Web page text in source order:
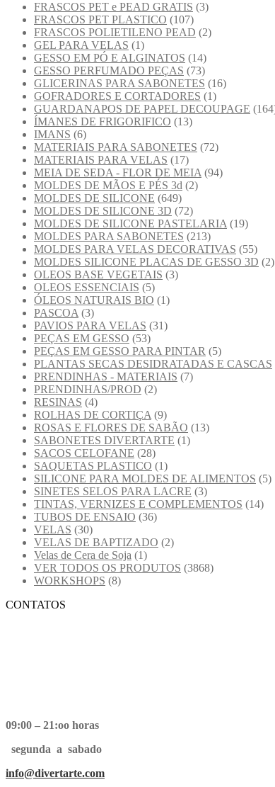
FRASCOS PET e PEAD GRATIS (3)
FRASCOS PET PLASTICO (107)
FRASCOS POLIETILENO PEAD (2)
GEL PARA VELAS (1)
GESSO EM PÓ E ALGINATOS (14)
GESSO PERFUMADO PEÇAS (73)
GLICERINAS PARA SABONETES (16)
GOFRADORES E CORTADORES (1)
GUARDANAPOS DE PAPEL DECOUPAGE
ÍMANES DE FRIGORIFICO (13)
IMANS (6)
MATERIAIS PARA SABONETES (72)
MATERIAIS PARA VELAS (17)
MEIA DE SEDA - FLOR DE MEIA (94)
MOLDES DE MÃOS E PÉS 3d (2)
MOLDES DE SILICONE (649)
MOLDES DE SILICONE 3D (72)
MOLDES DE SILICONE PASTELARIA (19)
MOLDES PARA SABONETES (213)
MOLDES PARA VELAS DECORATIVAS (55)
MOLDES SILICONE PLACAS DE GESSO 3D (2)
OLEOS BASE VEGETAIS (3)
OLEOS ESSENCIAIS (5)
ÓLEOS NATURAIS BIO (1)
PASCOA (3)
PAVIOS PARA VELAS (31)
PEÇAS EM GESSO (53)
PEÇAS EM GESSO PARA PINTAR (5)
PLANTAS SECAS DESIDRATADAS E CASCAS
PRENDINHAS - MATERIAIS (7)
PRENDINHAS/PROD (2)
RESINAS (4)
ROLHAS DE CORTIÇA (9)
ROSAS E FLORES DE SABÃO (13)
SABONETES DIVERTARTE (1)
SACOS CELOFANE (28)
SAQUETAS PLASTICO (1)
SILICONE PARA MOLDES DE ALIMENTOS (5)
SINETES SELOS PARA LACRE (3)
TINTAS, VERNIZES E COMPLEMENTOS (14)
TUBOS DE ENSAIO (36)
VELAS (30)
VELAS DE BAPTIZADO (2)
Velas de Cera de Soja (1)
VER TODOS OS PRODUTOS (3868)
WORKSHOPS (8)
CONTATOS
09:00 – 21:oo horas
segunda a sabado
info@divertarte.com